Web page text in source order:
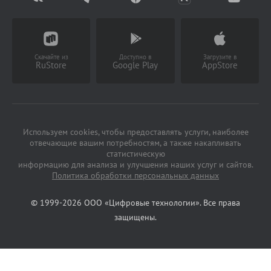
Скачайте из
RuStore
Доступно в
Google Play
Загрузите в
AppStore
Используем cookies, чтобы предоставлять услуги, наиболее
отвечающие вашим потребностям, а также накапливать
статистическую
информацию для анализа и улучшения наших услуг и сайтов.
Политика обработки персональных данных
© 1999-2026 ООО «Цифровые технологии». Все права
защищены.